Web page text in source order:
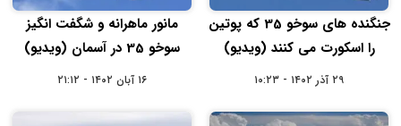
جنگنده های سوخو 35 که پوتین
را اسکورت می کنند (ویدیو)
۲۹ آذر ۱۴۰۲ - ۱۰:۲۳
مانور ماهرانه و شگفت انگیز
سوخو 35 در آسمان (ویدیو)
۱۶ آبان ۱۴۰۲ - ۲۱:۱۲